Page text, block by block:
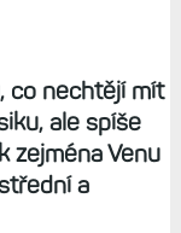
co nechtějí mít
ale spíše
zejména Venu
a